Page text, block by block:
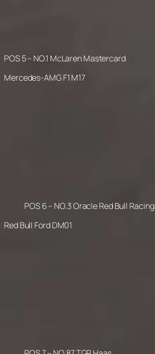
POS 5 – NO.1 McLaren Mastercard
Mercedes-AMG F1 M17
POS 6 – NO.3 Oracle Red Bull Racing
Red Bull Ford DM01